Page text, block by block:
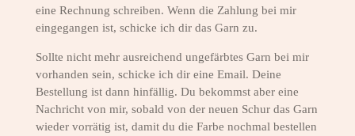
eine Rechnung schreiben. Wenn die Zahlung bei mir
eingegangen ist, schicke ich dir das Garn zu.
Sollte nicht mehr ausreichend ungefärbtes Garn bei mir
vorhanden sein, schicke ich dir eine Email. Deine
Bestellung ist dann hinfällig. Du bekommst aber eine
Nachricht von mir, sobald von der neuen Schur das Garn
wieder vorrätig ist, damit du die Farbe nochmal bestellen